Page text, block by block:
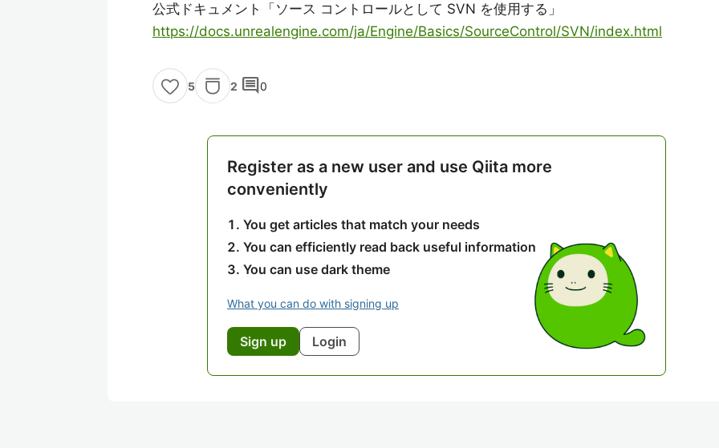
公式ドキュメント「ソース コントロールとして SVN を使用する」
https://docs.unrealengine.com/ja/Engine/Basics/SourceControl/SVN/index.html
5 2 comment0
Register as a new user and use Qiita more
conveniently
You get articles that match your needs
You can efficiently read back useful information
You can use dark theme
What you can do with signing up
Sign up Login